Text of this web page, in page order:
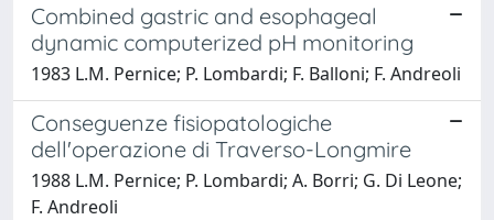
Combined gastric and esophageal
dynamic computerized pH monitoring
1983 L.M. Pernice; P. Lombardi; F. Balloni; F. Andreoli
Conseguenze fisiopatologiche
dell'operazione di Traverso-Longmire
1988 L.M. Pernice; P. Lombardi; A. Borri; G. Di Leone;
F. Andreoli